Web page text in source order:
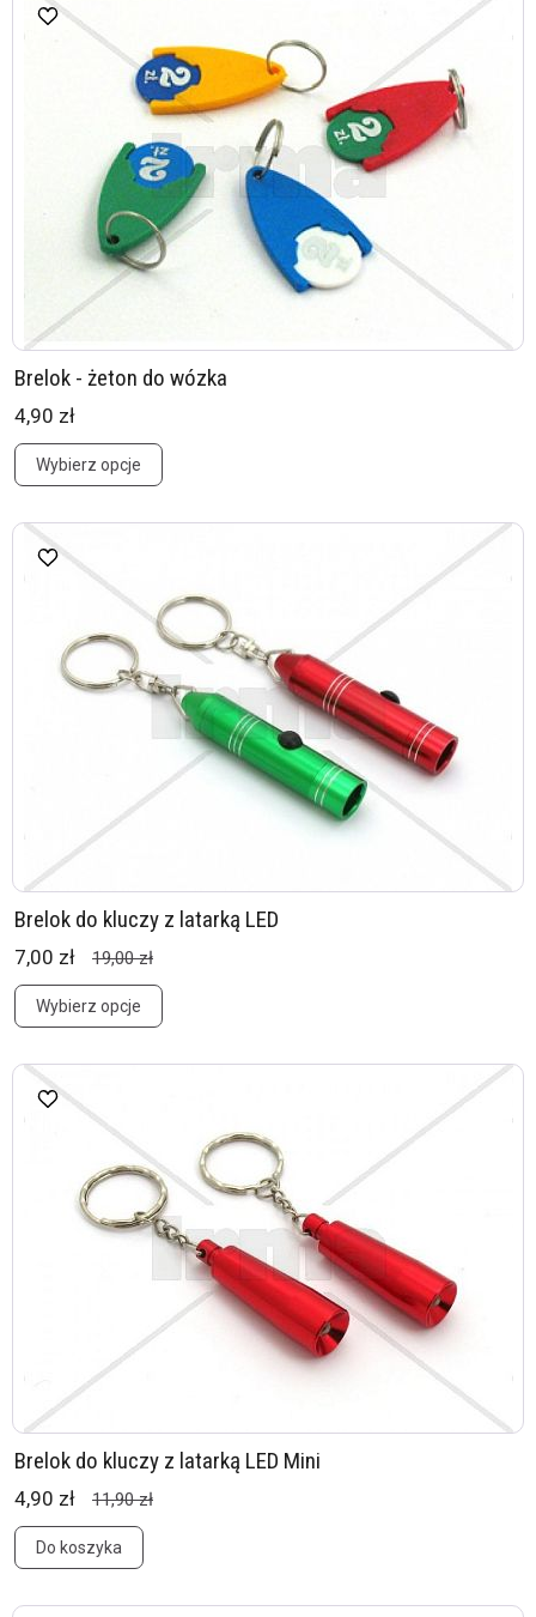
Brelok - żeton do wózka
4,90 zł
Wybierz opcje
Brelok do kluczy z latarką LED
7,00 zł 19,00 zł
Wybierz opcje
Brelok do kluczy z latarką LED Mini
4,90 zł 11,90 zł
Do koszyka